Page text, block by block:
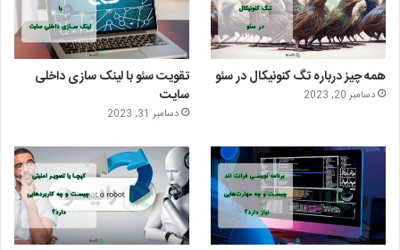
ر
ا
ی
ا
گ
ر
م
م
همه چیز درباره تگ کنونیکال در سئو
دسامبر 20, 2023
تقویت سئو با لینک سازی داخلی
سایت
دسامبر 31, 2023